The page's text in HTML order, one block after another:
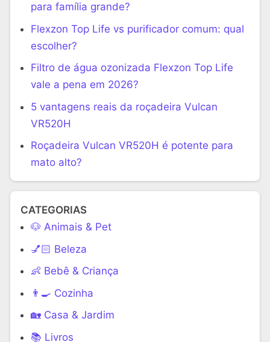
para família grande?
Flexzon Top Life vs purificador comum: qual
escolher?
Filtro de água ozonizada Flexzon Top Life
vale a pena em 2026?
5 vantagens reais da roçadeira Vulcan
VR520H
Roçadeira Vulcan VR520H é potente para
mato alto?
CATEGORIAS
🐶 Animais & Pet
💅🏻 Beleza
👶 Bebê & Criança
👨‍🍳 Cozinha
🏡 Casa & Jardim
📚 Livros